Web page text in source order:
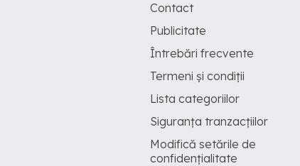
Contact
Publicitate
Întrebări frecvente
Termeni și condiții
Lista categoriilor
Siguranța tranzacțiilor
Modifică setările de
confidențialitate